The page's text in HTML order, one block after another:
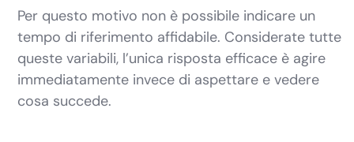
Per questo motivo non è possibile indicare un
tempo di riferimento affidabile. Considerate tutte
queste variabili, l’unica risposta efficace è agire
immediatamente invece di aspettare e vedere
cosa succede.